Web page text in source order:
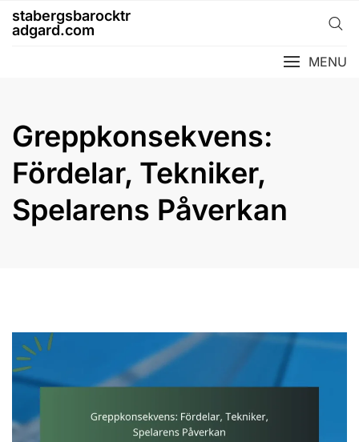
Skip
content
stabergsbarocktr
adgard.com
MENU
Greppkonsekvens:
Fördelar, Tekniker,
Spelarens Påverkan